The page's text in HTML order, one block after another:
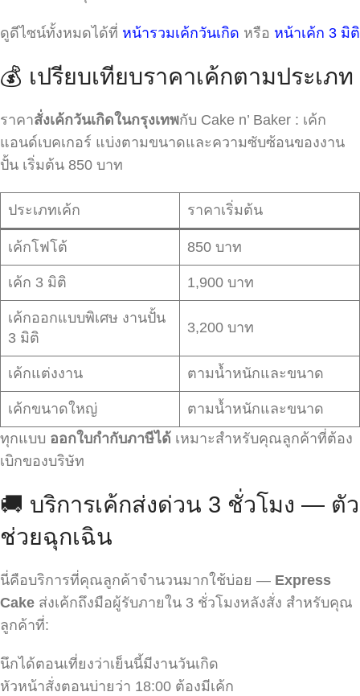
ดูดีไซน์ทั้งหมดได้ที่ หน้ารวมเค้กวันเกิด หรือ หน้าเค้ก 3 มิติ
💰 เปรียบเทียบราคาเค้กตามประเภท
ราคาสั่งเค้กวันเกิดในกรุงเทพกับ Cake n’ Baker : เค้ก
แอนด์เบคเกอร์ แบ่งตามขนาดและความซับซ้อนของงาน
ปั้น เริ่มต้น 850 บาท
ประเภทเค้ก ราคาเริ่มต้น
เค้กโฟโต้ 850 บาท
เค้ก 3 มิติ 1,900 บาท
เค้กออกแบบพิเศษ งานปั้น
3 มิติ
3,200 บาท
เค้กแต่งงาน ตามน้ำหนักและขนาด
เค้กขนาดใหญ่
ตามน้ำหนักและขนาด
ทุกแบบ ออกใบกำกับภาษีได้ เหมาะสำหรับคุณลูกค้าที่ต้อง
เบิกของบริษัท
🚚 บริการเค้กส่งด่วน 3 ชั่วโมง — ตัว
ช่วยฉุกเฉิน
นี่คือบริการที่คุณลูกค้าจำนวนมากใช้บ่อย — Express
Cake ส่งเค้กถึงมือผู้รับภายใน 3 ชั่วโมงหลังสั่ง สำหรับคุณ
ลูกค้าที่:
นึกได้ตอนเที่ยงว่าเย็นนี้มีงานวันเกิด
หัวหน้าสั่งตอนบ่ายว่า 18:00 ต้องมีเค้ก